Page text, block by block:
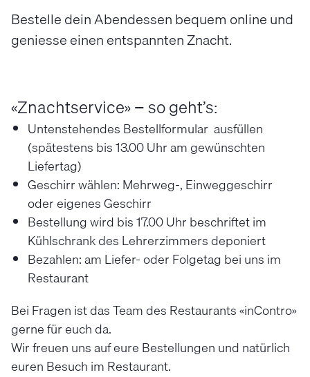
Bestelle dein Abendessen bequem online und
geniesse einen entspannten Znacht.
«Znachtservice» − so geht’s:
Untenstehendes Bestellformular ausfüllen
(spätestens bis 13.00 Uhr am gewünschten
Liefertag)
Geschirr wählen: Mehrweg-, Einweggeschirr
oder eigenes Geschirr
Bestellung wird bis 17.00 Uhr beschriftet im
Kühlschrank des Lehrerzimmers deponiert
Bezahlen: am Liefer- oder Folgetag bei uns im
Restaurant
Bei Fragen ist das Team des Restaurants «inContro»
gerne für euch da.
Wir freuen uns auf eure Bestellungen und natürlich
euren Besuch im Restaurant.